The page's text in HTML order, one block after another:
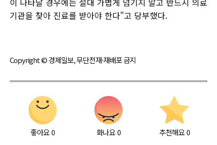
기관을 찾아 진료를 받아야 한다"고 당부했다.
Copyright © 경제일보, 무단전재·재배포 금지
좋아요0 화나요0 추천해요 0